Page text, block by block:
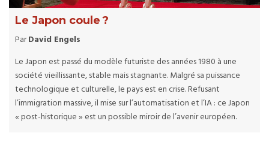
Le Japon coule ?
ParDavid Engels
Le Japon est passé du modèle futuriste des années 1980 à une
société vieillissante, stable mais stagnante. Malgré sa puissance
technologique et culturelle, le pays est en crise. Refusant
l’immigration massive, il mise sur l’automatisation et l’IA : ce Japon
« post-historique » est un possible miroir de l’avenir européen.